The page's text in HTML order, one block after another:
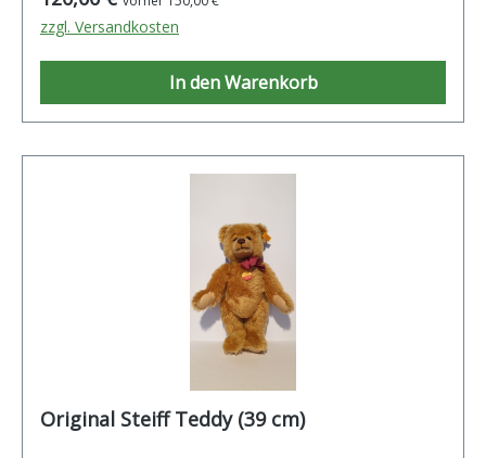
zzgl. Versandkosten
In den Warenkorb
Original Steiff Teddy (39 cm)